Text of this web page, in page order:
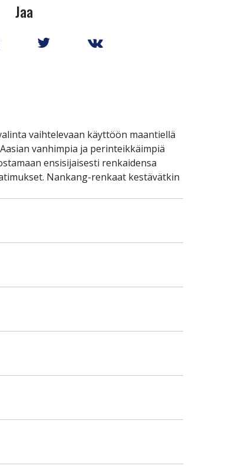
Jaa
vaihtelevaan käyttöön maantiellä
vanhimpia ja perinteikkäimpiä
ensisijaisesti renkaidensa
Nankang-renkaat kestävätkin